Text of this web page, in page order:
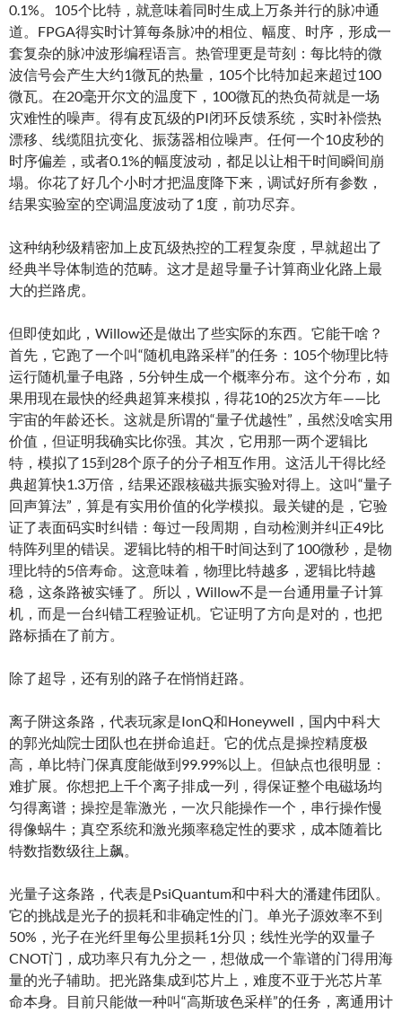
0.1%。105个比特，就意味着同时生成上万条并行的脉冲通
道。FPGA得实时计算每条脉冲的相位、幅度、时序，形成一
套复杂的脉冲波形编程语言。热管理更是苛刻：每比特的微
波信号会产生大约1微瓦的热量，105个比特加起来超过100
微瓦。在20毫开尔文的温度下，100微瓦的热负荷就是一场
灾难性的噪声。得有皮瓦级的PI闭环反馈系统，实时补偿热
漂移、线缆阻抗变化、振荡器相位噪声。任何一个10皮秒的
时序偏差，或者0.1%的幅度波动，都足以让相干时间瞬间崩
塌。你花了好几个小时才把温度降下来，调试好所有参数，
结果实验室的空调温度波动了1度，前功尽弃。
这种纳秒级精密加上皮瓦级热控的工程复杂度，早就超出了
经典半导体制造的范畴。这才是超导量子计算商业化路上最
大的拦路虎。
但即使如此，Willow还是做出了些实际的东西。它能干啥？
首先，它跑了一个叫“随机电路采样”的任务：105个物理比特
运行随机量子电路，5分钟生成一个概率分布。这个分布，如
果用现在最快的经典超算来模拟，得花10的25次方年——比
宇宙的年龄还长。这就是所谓的“量子优越性”，虽然没啥实用
价值，但证明我确实比你强。其次，它用那一两个逻辑比
特，模拟了15到28个原子的分子相互作用。这活儿干得比经
典超算快1.3万倍，结果还跟核磁共振实验对得上。这叫“量子
回声算法”，算是有实用价值的化学模拟。最关键的是，它验
证了表面码实时纠错：每过一段周期，自动检测并纠正49比
特阵列里的错误。逻辑比特的相干时间达到了100微秒，是物
理比特的5倍寿命。这意味着，物理比特越多，逻辑比特越
稳，这条路被实锤了。所以，Willow不是一台通用量子计算
机，而是一台纠错工程验证机。它证明了方向是对的，也把
路标插在了前方。
除了超导，还有别的路子在悄悄赶路。
离子阱这条路，代表玩家是IonQ和Honeywell，国内中科大
的郭光灿院士团队也在拼命追赶。它的优点是操控精度极
高，单比特门保真度能做到99.99%以上。但缺点也很明显：
难扩展。你想把上千个离子排成一列，得保证整个电磁场均
匀得离谱；操控是靠激光，一次只能操作一个，串行操作慢
得像蜗牛；真空系统和激光频率稳定性的要求，成本随着比
特数指数级往上飙。
光量子这条路，代表是PsiQuantum和中科大的潘建伟团队。
它的挑战是光子的损耗和非确定性的门。单光子源效率不到
50%，光子在光纤里每公里损耗1分贝；线性光学的双量子
CNOT门，成功率只有九分之一，想做成一个靠谱的门得用海
量的光子辅助。把光路集成到芯片上，难度不亚于光芯片革
命本身。目前只能做一种叫“高斯玻色采样”的任务，离通用计